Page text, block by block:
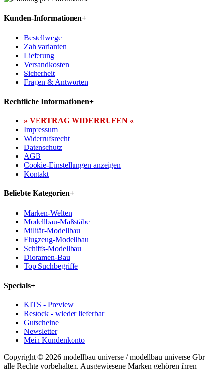
Kunden-Informationen+
Bestellwege
Zahlvarianten
Lieferung
Versandkosten
Sicherheit
Fragen & Antworten
Rechtliche Informationen+
» VERTRAG WIDERRUFEN «
Impressum
Widerrufsrecht
Datenschutz
AGB
Cookie-Einstellungen anzeigen
Kontakt
Beliebte Kategorien+
Marken-Welten
Modellbau-Maßstäbe
Militär-Modellbau
Flugzeug-Modellbau
Schiffs-Modellbau
Dioramen-Bau
Top Suchbegriffe
Specials+
KITS - Preview
Restock - wieder lieferbar
Gutscheine
Newsletter
Mein Kundenkonto
Copyright © 2026 modellbau universe / modellbau universe Gbr
alle Rechte vorbehalten. Ausgewiesene Marken gehören ihren